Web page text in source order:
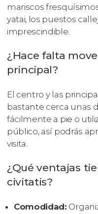
mariscos
yatai, los puestos
imprescindible.
¿Hace falta
principal?
El centro y las
bastante cerca unas
fácilmente a pie o
público, así podrás
visita.
¿Qué ventajas
civitatis?
Comodidad: